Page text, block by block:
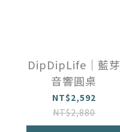
DipDipLife｜藍芽
音響圓桌
NT$2,592
NT$2,880